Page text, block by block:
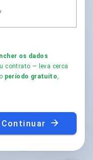
os dados
contrato — leva cerca
período gratuito,
Continuar